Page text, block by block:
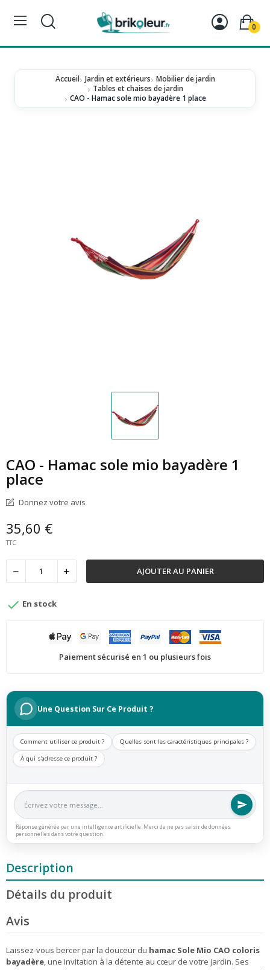
0
Accueil Jardin et extérieurs Mobilier de jardin
Tables et chaises de jardin
CAO - Hamac sole mio bayadère 1 place
CAO - Hamac sole mio bayadère 1
place
Donnez votre avis
35,60 €
TTC
AJOUTER AU PANIER
 En stock
Paiement sécurisé en 1 ou plusieurs fois
Une Question Sur Ce Produit ?
Comment utiliser ce produit ? Quelles sont les caractéristiques principales ?
À qui s'adresse ce produit ?
Réponse générée par une intelligence artificielle. Merci de ne pas saisir de données
personnelles dans votre question.
Description
Détails du produit
Avis
Laissez-vous bercer par la douceur du hamac Sole Mio CAO coloris
bayadère, une invitation à la détente au cœur de votre jardin. Ses